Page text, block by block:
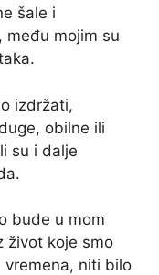
šale i
među mojim su
izdržati,
obilne ili
su i dalje
bude u mom
život koje smo
vremena, niti bilo